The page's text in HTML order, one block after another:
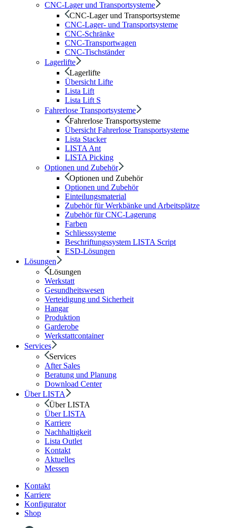
CNC-Lager und Transportsysteme
CNC-Lager und Transportsysteme
CNC-Lager- und Transportsysteme
CNC-Schränke
CNC-Transportwagen
CNC-Tischständer
Lagerlifte
Lagerlifte
Übersicht Lifte
Lista Lift
Lista Lift S
Fahrerlose Transportsysteme
Fahrerlose Transportsysteme
Übersicht Fahrerlose Transportsysteme
Lista Stacker
LISTA Ant
LISTA Picking
Optionen und Zubehör
Optionen und Zubehör
Optionen und Zubehör
Einteilungsmaterial
Zubehör für Werkbänke und Arbeitsplätze
Zubehör für CNC-Lagerung
Farben
Schliesssysteme
Beschriftungssystem LISTA Script
ESD-Lösungen
Lösungen
Lösungen
Werkstatt
Gesundheitswesen
Verteidigung und Sicherheit
Hangar
Produktion
Garderobe
Werkstattcontainer
Services
Services
After Sales
Beratung und Planung
Download Center
Über LISTA
Über LISTA
Über LISTA
Karriere
Nachhaltigkeit
Lista Outlet
Kontakt
Aktuelles
Messen
Kontakt
Karriere
Konfigurator
Shop